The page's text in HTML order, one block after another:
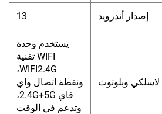
إصدار أندرويد 13
لاسلكي وبلوتوث
يستخدم وحدة
WIFI تقنية
WIFI2.4G،
ونقطة اتصال واي
فاي 2.4G+5G،
وتدعم في الوقت